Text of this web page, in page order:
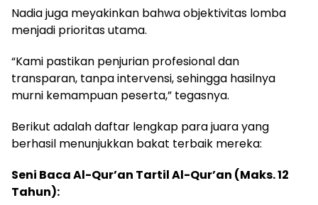
Nadia juga meyakinkan bahwa objektivitas lomba
menjadi prioritas utama.
“Kami pastikan penjurian profesional dan
transparan, tanpa intervensi, sehingga hasilnya
murni kemampuan peserta,” tegasnya.
Berikut adalah daftar lengkap para juara yang
berhasil menunjukkan bakat terbaik mereka:
Seni Baca Al-Qur’an Tartil Al-Qur’an (Maks. 12
Tahun):